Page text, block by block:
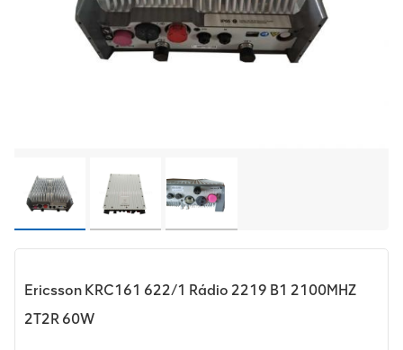
Ericsson KRC161 622/1 Rádio 2219 B1 2100MHZ
2T2R 60W